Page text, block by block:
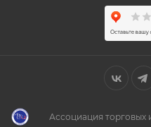
Ассоциация